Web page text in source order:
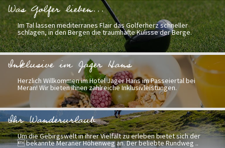
Was Golfer lieben...
Im Tal lassen mediterranes Flair das Golferherz schneller
schlagen, in den Bergen die traumhafte Kulisse der Berge.
Inklusive im Jager Hans
Herzlich Willkommen im Hotel Jager Hans im Passeiertal bei
Meran! Wir bieten Ihnen zahlreiche Inklusivleistungen.
Ihr Wanderurlaub
Um die Gebirgswelt in ihrer Vielfalt zu erleben bietet sich der
 bekannte Meraner Höhenweg an. Der beliebte Rundweg ..